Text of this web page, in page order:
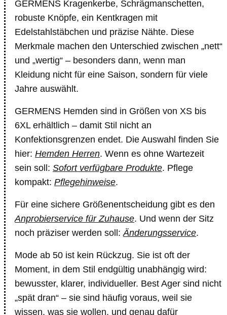
GERMENS Kragenkerbe, Schrägmanschetten,
robuste Knöpfe, ein Kentkragen mit
Edelstahlstäbchen und präzise Nähte. Diese
Merkmale machen den Unterschied zwischen „nett“
und „wertig“ – besonders dann, wenn man
Kleidung nicht für eine Saison, sondern für viele
Jahre auswählt.
GERMENS Hemden sind in Größen von XS bis
6XL erhältlich – damit Stil nicht an
Konfektionsgrenzen endet. Die Auswahl finden Sie
hier: Hemden Herren. Wenn es ohne Wartezeit
sein soll: Sofort verfügbare Produkte. Pflege
kompakt: Pflegehinweise.
Für eine sichere Größenentscheidung gibt es den
Anprobierservice für Zuhause. Und wenn der Sitz
noch präziser werden soll:Änderungsservice.
Mode ab 50 ist kein Rückzug. Sie ist oft der
Moment, in dem Stil endgültig unabhängig wird:
bewusster, klarer, individueller. Best Ager sind nicht
„spät dran“ – sie sind häufig voraus, weil sie
wissen, was sie wollen, und genau dafür